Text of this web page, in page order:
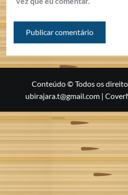
Conteúdo © Todos os
ubirajara.t@gmail.com |